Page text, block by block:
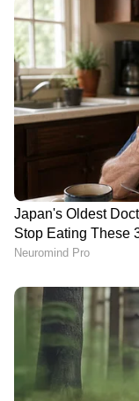
സർക്കാരിൻ്റെ
പ്രത്യേക
വിദേശനാണ്യ
ശർമ്മയാണ്
LATEST VIDEOS
ABOUT THE